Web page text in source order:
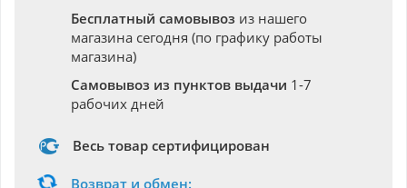
Бесплатный самовывоз из нашего
магазина сегодня (по графику работы
магазина)
Самовывоз из пунктов выдачи 1-7
рабочих дней
Весь товар сертифицирован
Возврат и обмен: